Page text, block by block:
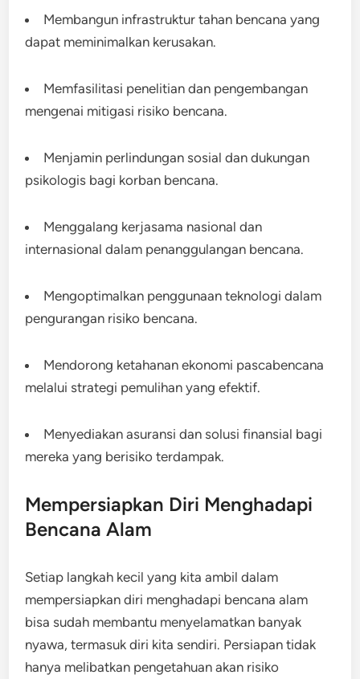
Membangun infrastruktur tahan bencana yang
dapat meminimalkan kerusakan.
Memfasilitasi penelitian dan pengembangan
mengenai mitigasi risiko bencana.
Menjamin perlindungan sosial dan dukungan
psikologis bagi korban bencana.
Menggalang kerjasama nasional dan
internasional dalam penanggulangan bencana.
Mengoptimalkan penggunaan teknologi dalam
pengurangan risiko bencana.
Mendorong ketahanan ekonomi pascabencana
melalui strategi pemulihan yang efektif.
Menyediakan asuransi dan solusi finansial bagi
mereka yang berisiko terdampak.
Mempersiapkan Diri Menghadapi
Bencana Alam
Setiap langkah kecil yang kita ambil dalam
mempersiapkan diri menghadapi bencana alam
bisa sudah membantu menyelamatkan banyak
nyawa, termasuk diri kita sendiri. Persiapan tidak
hanya melibatkan pengetahuan akan risiko